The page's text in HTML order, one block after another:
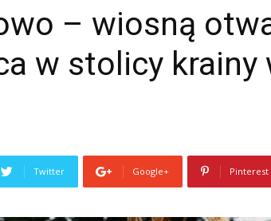
– wiosną
w stolicy krainy
Twitter Google+ Pinterest